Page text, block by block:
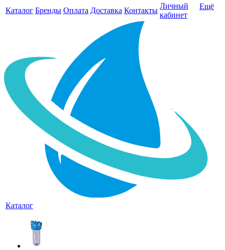
Каталог Бренды Оплата Доставка Контакты
Личный
кабинет
Ещё
Каталог